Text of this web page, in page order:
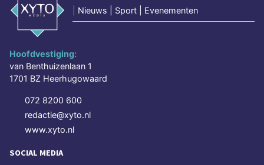
Nieuws | Sport | Evenementen
Hoofdvestiging:
van Benthuizenlaan 1
1701 BZ Heerhugowaard
072 8200 600
redactie@xyto.nl
www.xyto.nl
SOCIAL MEDIA